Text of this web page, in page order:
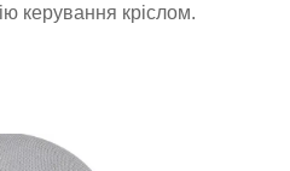
керування кріслом.